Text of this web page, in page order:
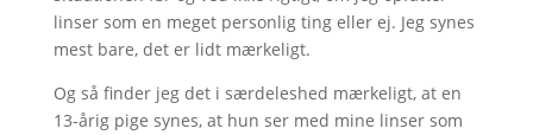
linser som en meget personlig ting eller ej. Jeg synes
mest bare, det er lidt mærkeligt.
Og så finder jeg det i særdeleshed mærkeligt, at en
13-årig pige synes, at hun ser med mine linser som